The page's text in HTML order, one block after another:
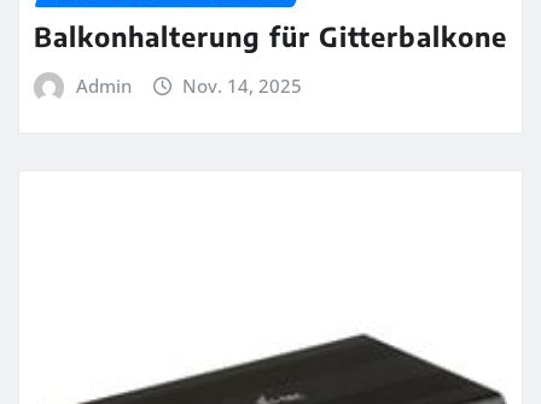
Balkonhalterung für Gitterbalkone
Admin Nov. 14, 2025